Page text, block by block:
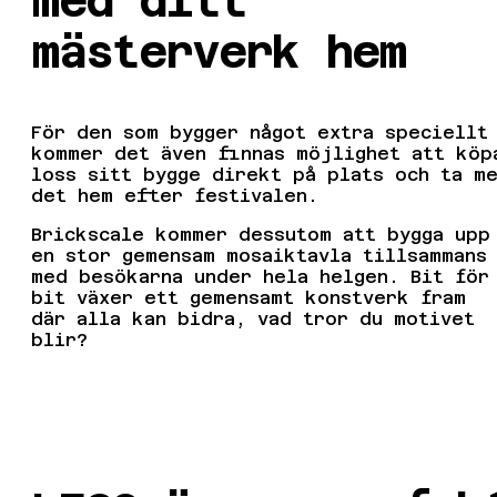
mästerverk hem
För den som bygger något extra speciellt
kommer det även finnas möjlighet att
loss sitt bygge direkt på plats och ta
det hem efter festivalen.
Brickscale kommer dessutom att bygga upp
en stor gemensam mosaiktavla tillsammans
med besökarna under hela helgen. Bit för
bit växer ett gemensamt konstverk fram
där alla kan bidra, vad tror du motivet
blir?